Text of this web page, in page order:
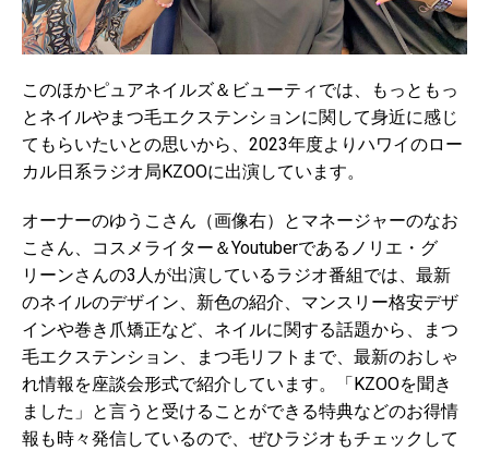
このほかピュアネイルズ＆ビューティでは、もっともっ
とネイルやまつ毛エクステンションに関して身近に感じ
てもらいたいとの思いから、2023年度よりハワイのロー
カル日系ラジオ局KZOOに出演しています。
オーナーのゆうこさん（画像右）とマネージャーのなお
こさん、コスメライター＆Youtuberであるノリエ・グ
リーンさんの3人が出演しているラジオ番組では、最新
のネイルのデザイン、新色の紹介、マンスリー格安デザ
インや巻き爪矯正など、ネイルに関する話題から、まつ
毛エクステンション、まつ毛リフトまで、最新のおしゃ
れ情報を座談会形式で紹介しています。「KZOOを聞き
ました」と言うと受けることができる特典などのお得情
報も時々発信しているので、ぜひラジオもチェックして